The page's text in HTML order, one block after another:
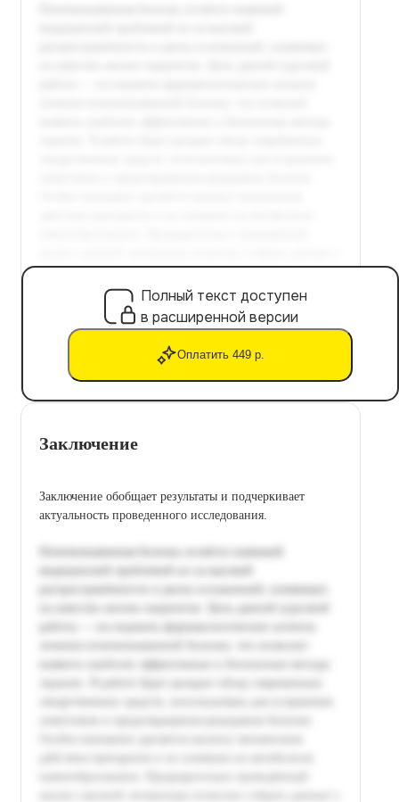
Полный текст доступен
в расширенной версии
Оплатить 449 р.
Заключение
Заключение обобщает результаты и подчеркивает
актуальность проведенного исследования.